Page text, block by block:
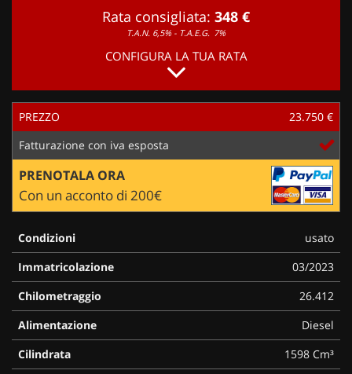
Rata consigliata: 348 €
T.A.N. 6,5% - T.A.E.G. 7%
CONFIGURA LA TUA RATA
PREZZO
23.750 €
Fatturazione con iva esposta
PRENOTALA ORA
Con un acconto di 200€
Condizioni
usato
Immatricolazione
03/2023
Chilometraggio
26.412
Alimentazione
Diesel
Cilindrata
1598 Cm³